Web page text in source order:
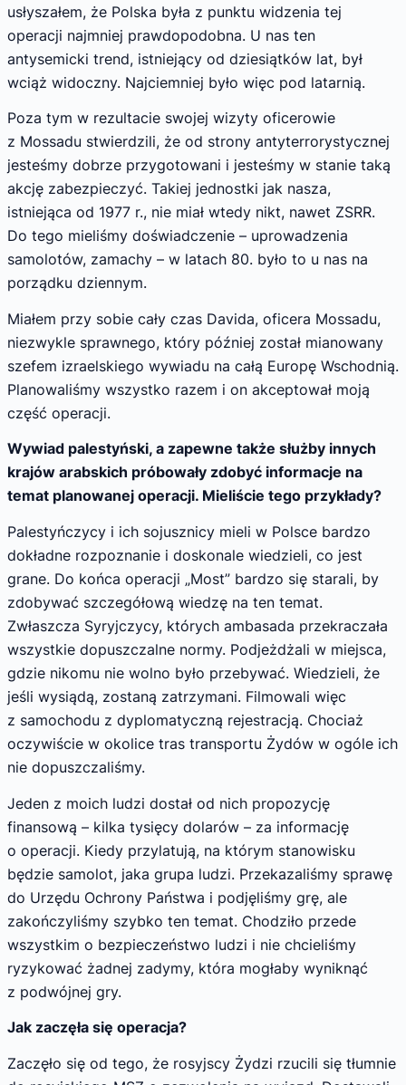
usłyszałem, że Polska była z punktu widzenia tej
operacji najmniej prawdopodobna. U nas ten
antysemicki trend, istniejący od dziesiątków lat, był
wciąż widoczny. Najciemniej było więc pod latarnią.
Poza tym w rezultacie swojej wizyty oficerowie
z Mossadu stwierdzili, że od strony antyterrorystycznej
jesteśmy dobrze przygotowani i jesteśmy w stanie taką
akcję zabezpieczyć. Takiej jednostki jak nasza,
istniejąca od 1977 r., nie miał wtedy nikt, nawet ZSRR.
Do tego mieliśmy doświadczenie – uprowadzenia
samolotów, zamachy – w latach 80. było to u nas na
porządku dziennym.
Miałem przy sobie cały czas Davida, oficera Mossadu,
niezwykle sprawnego, który później został mianowany
szefem izraelskiego wywiadu na całą Europę Wschodnią.
Planowaliśmy wszystko razem i on akceptował moją
część operacji.
Wywiad palestyński, a zapewne także służby innych
krajów arabskich próbowały zdobyć informacje na
temat planowanej operacji. Mieliście tego przykłady?
Palestyńczycy i ich sojusznicy mieli w Polsce bardzo
dokładne rozpoznanie i doskonale wiedzieli, co jest
grane. Do końca operacji „Most” bardzo się starali, by
zdobywać szczegółową wiedzę na ten temat.
Zwłaszcza Syryjczycy, których ambasada przekraczała
wszystkie dopuszczalne normy. Podjeżdżali w miejsca,
gdzie nikomu nie wolno było przebywać. Wiedzieli, że
jeśli wysiądą, zostaną zatrzymani. Filmowali więc
z samochodu z dyplomatyczną rejestracją. Chociaż
oczywiście w okolice tras transportu Żydów w ogóle ich
nie dopuszczaliśmy.
Jeden z moich ludzi dostał od nich propozycję
finansową – kilka tysięcy dolarów – za informację
o operacji. Kiedy przylatują, na którym stanowisku
będzie samolot, jaka grupa ludzi. Przekazaliśmy sprawę
do Urzędu Ochrony Państwa i podjęliśmy grę, ale
zakończyliśmy szybko ten temat. Chodziło przede
wszystkim o bezpieczeństwo ludzi i nie chcieliśmy
ryzykować żadnej zadymy, która mogłaby wyniknąć
z podwójnej gry.
Jak zaczęła się operacja?
Zaczęło się od tego, że rosyjscy Żydzi rzucili się tłumnie